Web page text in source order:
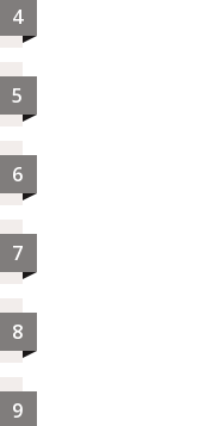
4
5
6
7
8
9